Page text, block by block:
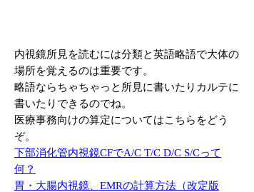
内視鏡所見を読むには分類と英語略語で大体の
場所を覚えるのは重要です。
略語ならちゃちゃっと所見に書いたりカルテに
書いたりできるのでね。
医療事務向けの算定についてはこちらをどう
ぞ。
下部消化管内視鏡CFでA/C T/C D/C S/Cって
何？
胃・大腸内視鏡、EMRの計算方法（改定版